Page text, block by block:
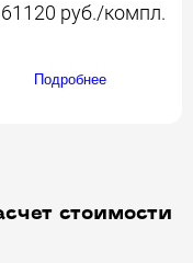
руб./компл.
Подробнее
стоимости